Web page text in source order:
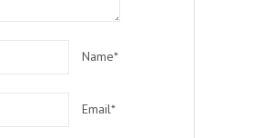
Name*
Email*